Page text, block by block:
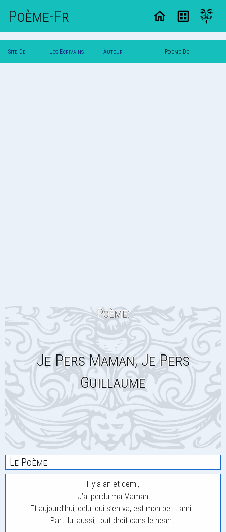
Poème-Fr
Site De Les Ecrivains Auteur Poeme De
Poème:
Je Pers Maman, Je Pers
Guillaume
Le Poème
Il y’a an et demi,
J’ai perdu ma Maman
Et aujourd’hui, celui qui s’en va, est mon petit ami. .
Parti lui aussi, tout droit dans le neant.